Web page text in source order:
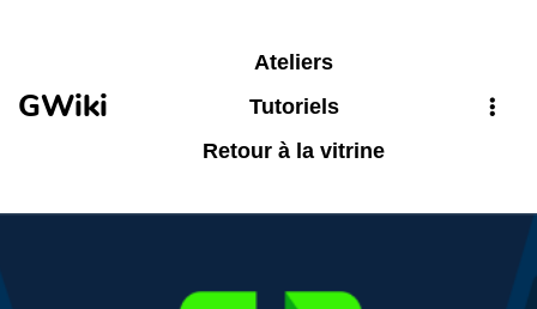
GWiki
Ateliers
Tutoriels
Retour à la vitrine